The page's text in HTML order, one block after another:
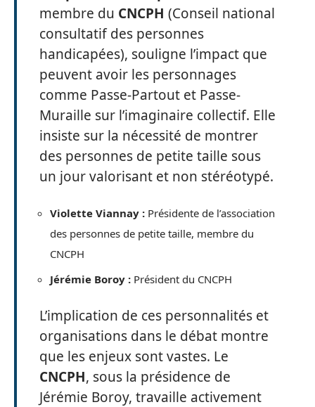
membre du CNCPH (Conseil national
consultatif des personnes
handicapées), souligne l’impact que
peuvent avoir les personnages
comme Passe-Partout et Passe-
Muraille sur l’imaginaire collectif. Elle
insiste sur la nécessité de montrer
des personnes de petite taille sous
un jour valorisant et non stéréotypé.
Violette Viannay : Présidente de l’association
des personnes de petite taille, membre du
CNCPH
Jérémie Boroy : Président du CNCPH
L’implication de ces personnalités et
organisations dans le débat montre
que les enjeux sont vastes. Le
CNCPH, sous la présidence de
Jérémie Boroy, travaille activement